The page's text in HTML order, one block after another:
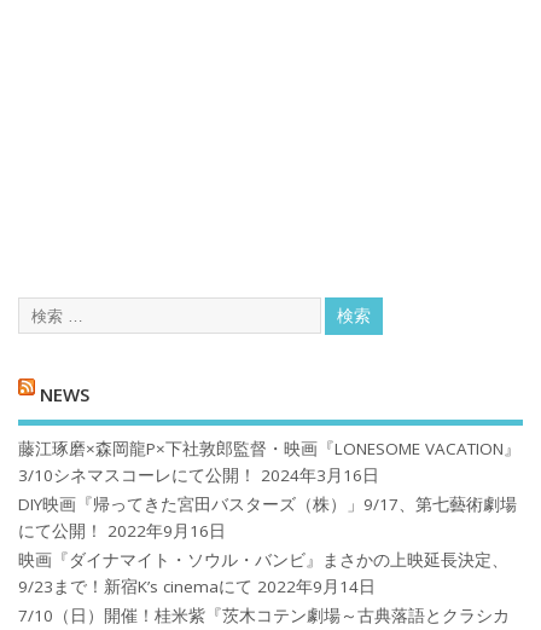
NEWS
藤江琢磨×森岡龍P×下社敦郎監督・映画『LONESOME VACATION』
3/10シネマスコーレにて公開！
2024年3月16日
DIY映画『帰ってきた宮田バスターズ（株）」9/17、第七藝術劇場
にて公開！
2022年9月16日
映画『ダイナマイト・ソウル・バンビ』まさかの上映延長決定、
9/23まで！新宿K’s cinemaにて 2022年9月14日
7/10（日）開催！桂米紫『茨木コテン劇場～古典落語とクラシカ